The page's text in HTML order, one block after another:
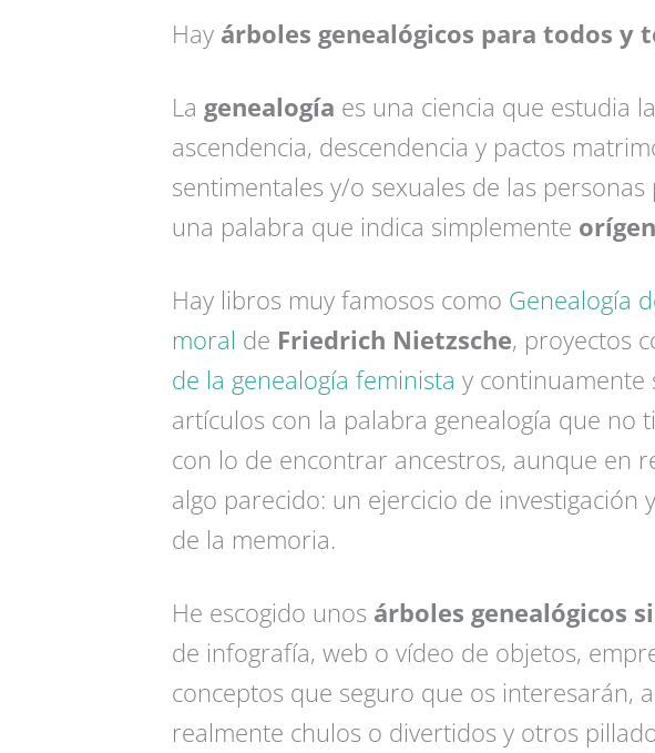
Hay árboles genealógicos para todos y
La genealogía es una ciencia que estudia
ascendencia, descendencia y pactos
sentimentales y/o sexuales de las
una palabra que indica simplemente
Hay libros muy famosos como Genealogía
moral de Friedrich Nietzsche, proyectos
de la genealogía feminista y continuamente
artículos con la palabra genealogía que no
con lo de encontrar ancestros, aunque en
algo parecido: un ejercicio de investigación
de la memoria.
He escogido unos árboles genealógicos
de infografía, web o vídeo de objetos,
conceptos que seguro que os interesarán,
realmente chulos o divertidos y otros